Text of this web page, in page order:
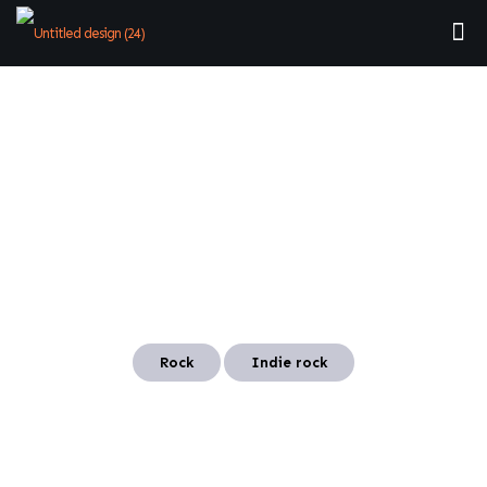
Rock Indie rock